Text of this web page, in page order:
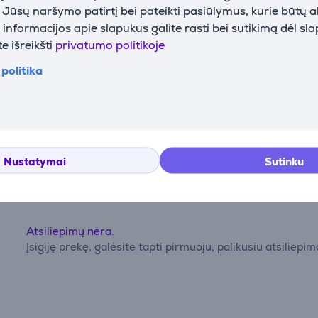
naršymo patirtį bei pateikti pasiūlymus, kurie būtų
apie slapukus galite rasti bei sutikimą dėl
išreikšti privatumo politikoje
politika
Nustatymai Sutinku
Atsiliepimai
Atsiliepimų nėra.
Įsigiję prekę, galėsite tapti pirmuoju, palikusiu